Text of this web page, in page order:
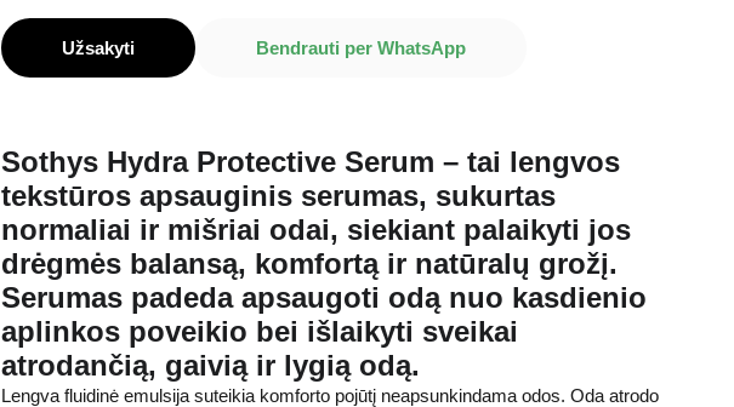
Užsakyti Bendrauti per WhatsApp
Sothys Hydra Protective Serum – tai lengvos
tekstūros apsauginis serumas, sukurtas
normaliai ir mišriai odai, siekiant palaikyti jos
drėgmės balansą, komfortą ir natūralų grožį.
Serumas padeda apsaugoti odą nuo kasdienio
aplinkos poveikio bei išlaikyti sveikai
atrodančią, gaivią ir lygią odą.
Lengva fluidinė emulsija suteikia komforto pojūtį neapsunkindama odos. Oda atrodo